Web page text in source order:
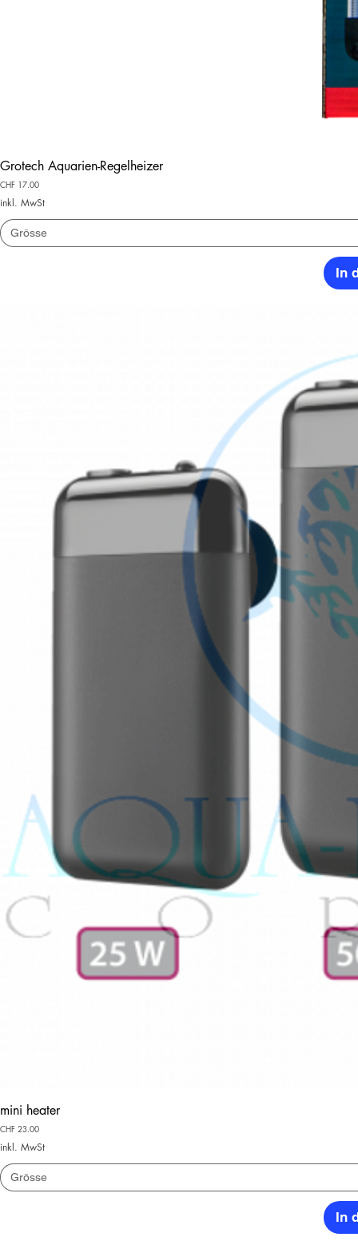
Grotech Aquarien-Regelheizer
Preis
CHF 17.00
inkl. MwSt
Grösse
In
mini heater
Preis
CHF 23.00
inkl. MwSt
Grösse
In